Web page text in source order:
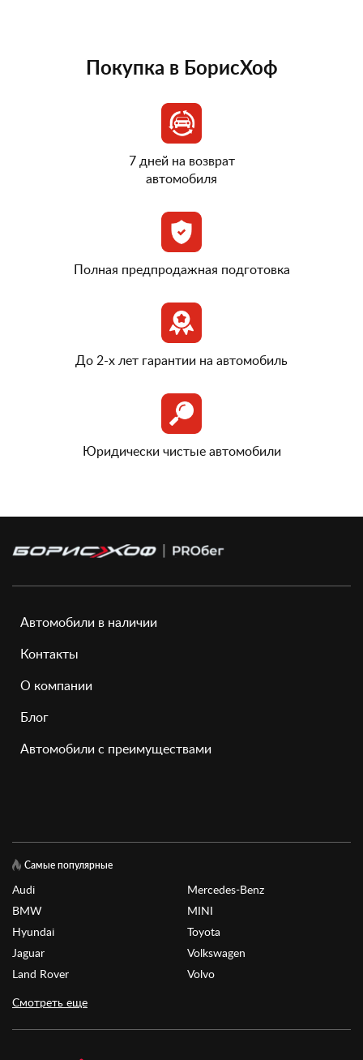
Покупка в БорисХоф
7 дней на возврат
автомобиля
Полная предпродажная подготовка
До 2-х лет гарантии на автомобиль
Юридически чистые автомобили
Автомобили в наличии
Контакты
О компании
Блог
Автомобили с преимуществами
Самые популярные
Audi
BMW
Hyundai
Jaguar
Land Rover
Mercedes-Benz
MINI
Toyota
Volkswagen
Volvo
Смотреть еще